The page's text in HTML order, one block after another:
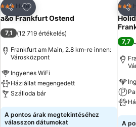
Megosztás
Hozzáadás a kedvencekhez
3 Kategória
Hotel
a&o Frankfurt Ostend
7,1 (12 719 értékelés)
Frankfurt am Main, 2.8 km-re innen:
Városközpont
Ingyenes WiFi
Háziállat megengedett
Szálloda bár
Árak megjelenítése
A pontos árak megtekintéséhez
válasszon dátumokat
3
7,7
A